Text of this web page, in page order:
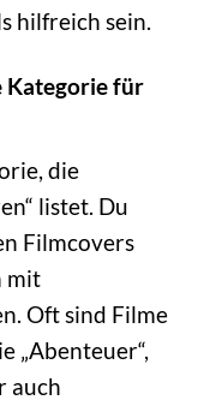
hilfreich sein.
Kategorie für
die
listet. Du
Filmcovers
mit
Oft sind Filme
„Abenteuer“,
auch